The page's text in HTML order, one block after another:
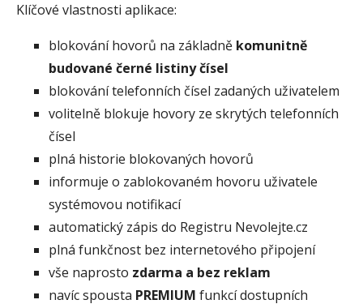
Klíčové vlastnosti aplikace:
blokování hovorů na základně komunitně
budované černé listiny čísel
blokování telefonních čísel zadaných uživatelem
volitelně blokuje hovory ze skrytých telefonních
čísel
plná historie blokovaných hovorů
informuje o zablokovaném hovoru uživatele
systémovou notifikací
automatický zápis do Registru Nevolejte.cz
plná funkčnost bez internetového připojení
vše naprosto zdarma a bez reklam
navíc spousta PREMIUM funkcí dostupních